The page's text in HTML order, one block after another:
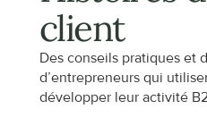
client
Des conseils pratiques et
d’entrepreneurs qui
développer leur activité